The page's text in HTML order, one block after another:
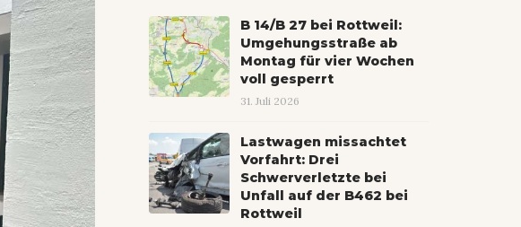
B 14/B 27 bei Rottweil:
Umgehungsstraße ab
Montag für vier Wochen
voll gesperrt
31. Juli 2026
Lastwagen missachtet
Vorfahrt: Drei
Schwerverletzte bei
Unfall auf der B462 bei
Rottweil